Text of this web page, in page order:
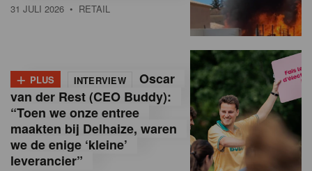
31 JULI 2026 • RETAIL
+ PLUS INTERVIEW
Oscar
van der Rest (CEO Buddy):
“Toen we onze entree
maakten bij Delhaize, waren
we de enige ‘kleine’
leverancier”